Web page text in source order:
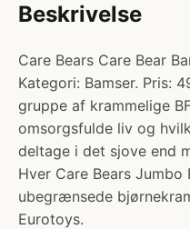
Beskrivelse
Care Bears Care Bear
Kategori: Bamser. Pris:
gruppe af krammelige
omsorgsfulde liv og
deltage i det sjove end
Hver Care Bears
ubegrænsede
Eurotoys.